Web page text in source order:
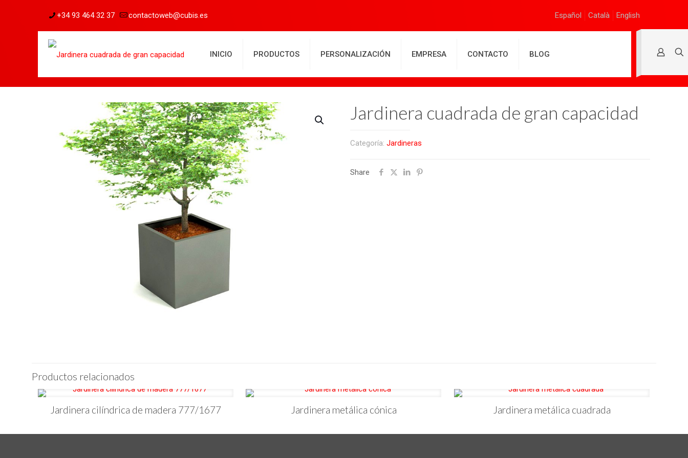
+34 93 464 32 37 contactoweb@cubis.es Español Català English
INICIO PRODUCTOS PERSONALIZACIÓN EMPRESA CONTACTO BLOG
Jardinera cuadrada de gran capacidad
Categoría: Jardineras
Share
Productos relacionados
Jardinera cilíndrica de madera 777/1677 Jardinera metálica cónica Jardinera metálica cuadrada